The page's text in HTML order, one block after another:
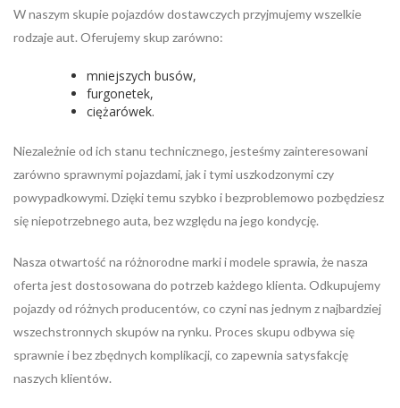
W naszym skupie pojazdów dostawczych przyjmujemy wszelkie
rodzaje aut. Oferujemy skup zarówno:
mniejszych busów,
furgonetek,
ciężarówek.
Niezależnie od ich stanu technicznego, jesteśmy zainteresowani
zarówno sprawnymi pojazdami, jak i tymi uszkodzonymi czy
powypadkowymi. Dzięki temu szybko i bezproblemowo pozbędziesz
się niepotrzebnego auta, bez względu na jego kondycję.
Nasza otwartość na różnorodne marki i modele sprawia, że nasza
oferta jest dostosowana do potrzeb każdego klienta. Odkupujemy
pojazdy od różnych producentów, co czyni nas jednym z najbardziej
wszechstronnych skupów na rynku. Proces skupu odbywa się
sprawnie i bez zbędnych komplikacji, co zapewnia satysfakcję
naszych klientów.